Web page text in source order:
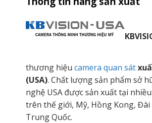
thương hiệu camera quan sát
(USA). Chất lượng sản phẩm sở
nghệ USA được sản xuất tại
trên thế giới, Mỹ, Hồng Kong, Đài
Trung Quốc.